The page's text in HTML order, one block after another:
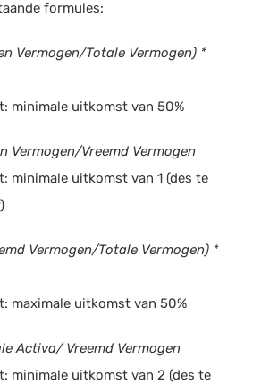
formules:
Vermogen/Totale Vermogen) *
minimale uitkomst van 50%
Vermogen/Vreemd Vermogen
minimale uitkomst van 1 (des te
Vermogen/Totale Vermogen) *
maximale uitkomst van 50%
Activa/ Vreemd Vermogen
minimale uitkomst van 2 (des te